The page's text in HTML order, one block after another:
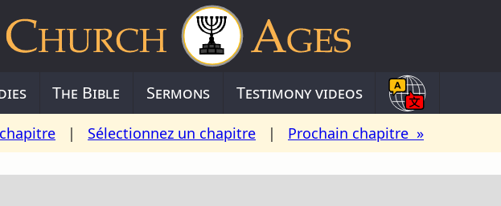
The Bible Sermons Testimony videos
| Sélectionnez un chapitre | Prochain chapitre »